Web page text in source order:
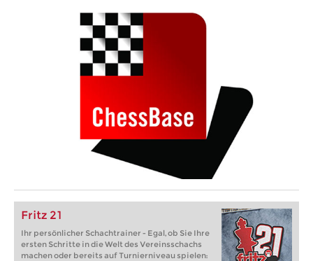
Fritz 21
Ihr persönlicher Schachtrainer - Egal, ob Sie Ihre
ersten Schritte in die Welt des Vereinsschachs
machen oder bereits auf Turnierniveau spielen: